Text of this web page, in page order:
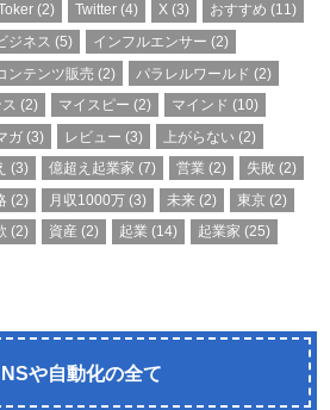
(2) Twitter (4) X (3) おすすめ (11)
ジネス (5) インフルエンサー (2)
ンテンツ販売 (2) パラレルワールド (2)
(2) マイスピー (2) マインド (10)
ガ(3) レビュー (3) 上がらない (2)
(3) 億超え起業家 (7) 営業 (2) 失敗 (2)
(2) 月収1000万 (3) 未来 (2) 東京 (2)
(2) 資産 (2) 起業 (14) 起業家 (25)
や自動化の全て